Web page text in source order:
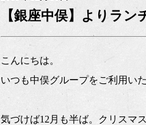
【銀座中俣】よりラ
こんにちは。
いつも中俣グループをご利用い
気づけば12月も半ば。クリスマ